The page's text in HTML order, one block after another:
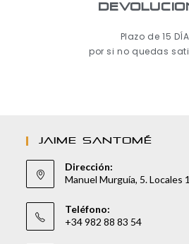
Plazo de 15
por si no quedas
JAIME SANTOMÉ
Dirección:
Manuel Murguía, 5. Locales
Teléfono:
+34 982 88 83 54